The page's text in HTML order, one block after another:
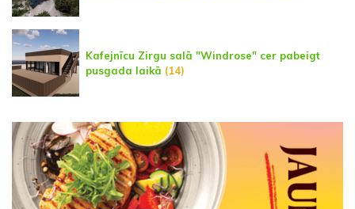
Kafejnīcu Zirgu salā "Windrose" cer pabeigt
pusgada laikā (14)